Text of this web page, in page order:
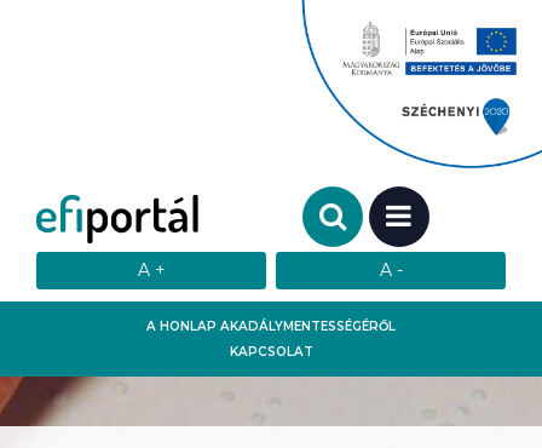
A HONLAP AKADÁLYMENTESSÉGÉRŐL
KAPCSOLAT
Keresendő szó:
MENÜ